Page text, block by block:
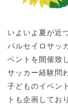
いよいよ夏が近
パルセイロサッ
ベントを開催致
サッカー経験問
子どものイベン
トも企画してお